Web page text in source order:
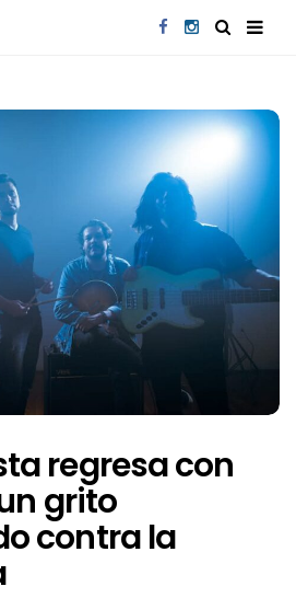
regresa con
grito
contra la